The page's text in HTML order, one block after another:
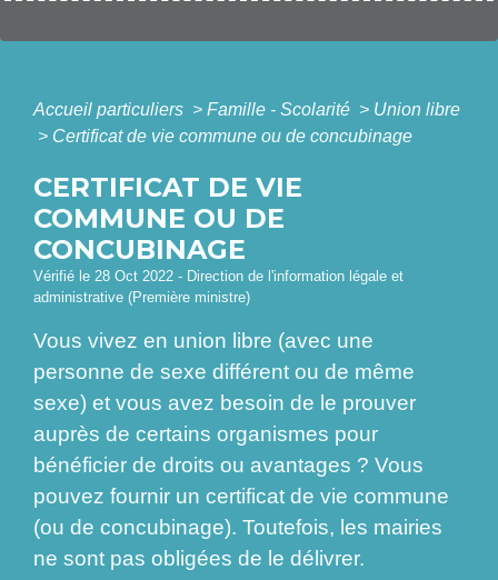
Accueil particuliers > Famille - Scolarité > Union libre
> Certificat de vie commune ou de concubinage
CERTIFICAT DE VIE
COMMUNE OU DE
CONCUBINAGE
Vérifié le 28 Oct 2022 - Direction de l'information légale et
administrative (Première ministre)
Vous vivez en union libre (avec une
personne de sexe différent ou de même
sexe) et vous avez besoin de le prouver
auprès de certains organismes pour
bénéficier de droits ou avantages ? Vous
pouvez fournir un certificat de vie commune
(ou de concubinage). Toutefois, les mairies
ne sont pas obligées de le délivrer.